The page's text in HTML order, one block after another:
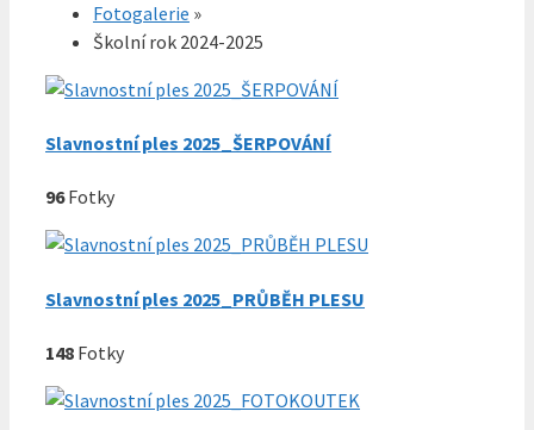
Fotogalerie »
Školní rok 2024-2025
Slavnostní ples 2025_ŠERPOVÁNÍ
96Fotky
Slavnostní ples 2025_PRŮBĚH PLESU
148 Fotky